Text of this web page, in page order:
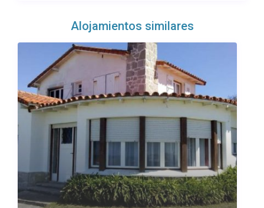
Alojamientos similares